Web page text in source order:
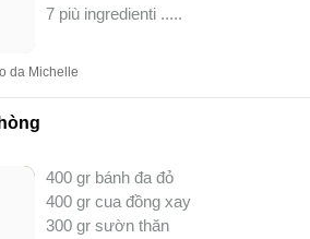
7 più ingredienti .....
da Michelle
400 gr bánh đa đỏ
400 gr cua đồng xay
300 gr sườn thăn